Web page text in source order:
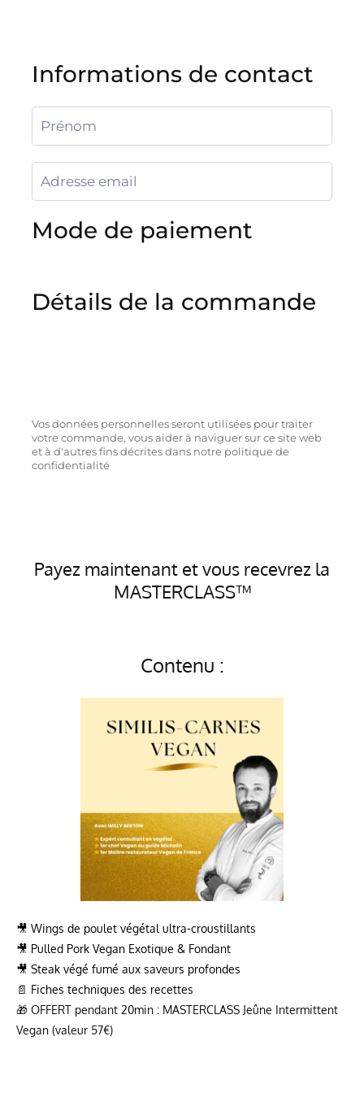
Informations de contact
Mode de paiement
Détails de la commande
Vos données personnelles seront utilisées pour traiter
votre commande, vous aider à naviguer sur ce site web
et à d'autres fins décrites dans notre politique de
confidentialité
Payez maintenant et vous recevrez la
MASTERCLASS™
Contenu :
🎥 Wings de poulet végétal ultra-croustillants
🎥 Pulled Pork Vegan Exotique & Fondant
🎥 Steak végé fumé aux saveurs profondes
📄 Fiches techniques des recettes
🎁 OFFERT pendant 20min : MASTERCLASS Jeûne Intermittent
Vegan (valeur 57€)